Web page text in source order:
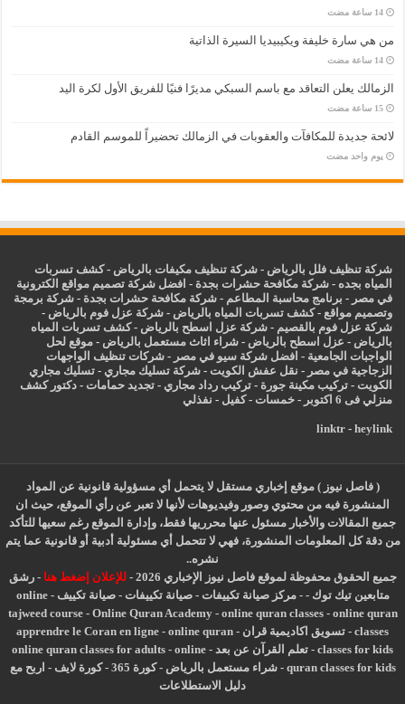
‏14 ساعة مضت
من هي سارة خليفة ويكيبيديا السيرة الذاتية
‏14 ساعة مضت
الزمالك يعلن التعاقد مع باسم السبكي مديرًا فنيًا للفريق الأول لكرة اليد
‏15 ساعة مضت
لائحة جديدة للمكافآت والعقوبات في الزمالك تحضيراً للموسم القادم
‏يوم واحد مضت
شركة تنظيف فلل بالرياض -شركة تنظيف مكيفات بالرياض -كشف تسربات
المياه بجده -شركة مكافحة حشرات بجدة - افضل شركة تصميم مواقع الكترونية
في مصر - برنامج محاسبة المطاعم -شركة مكافحة حشرات بجدة -شركة برمجة
وتصميم مواقع -كشف تسربات المياه بالرياض -شركة عزل فوم بالرياض -
شركة عزل فوم بالقصيم -شركة عزل اسطح بالرياض -كشف تسربات المياه
بالرياض - عزل اسطح بالرياض -شراء اثاث مستعمل بالرياض - موقع لحل
الواجبات الجامعية - افضل شركة سيو في مصر -شركات تنظيف الواجهات
الزجاجية في مصر - نقل عفش الكويت -شركة تسليك مجاري -تسليك مجاري
الكويت -تركيب مكينة جورة -تركيب رداد مجاري -تجديد حمامات -دكتور كشف
منزلي فى 6 اكتوبر
-خمسات -كفيل - نفذلي
linktr- heylink
( فاصل نيوز ) موقع إخباري مستقل لا يتحمل أي مسؤولية قانونية عن المواد
المنشورة فيه من محتوي وصور وفيديوهات لأنها لا تعبر عن رأي الموقع، حيث ان
جميع المقالات والأخبار مسئول عنها محرريها فقط، وإدارة الموقع رغم سعيها للتأكد
من دقة كل المعلومات المنشورة، فهي لا تتحمل أي مسئولية أدبية أو قانونية عما يتم
نشره..
جميع الحقوق محفوظة لموقع فاصل نيوز الإخباري 2026 -
للإعلان إضغط هنا -رشق
متابعين تيك توك -
-مركز صيانة تكييفات -صيانة تكييفات -صيانة تكييف -
online
tajweed course- Online Quran Academy- online quran classes- online quran
classes
- تسويق اكاديمية قران -
apprendre le Coran en ligne - online quran
classes for kids
- تعلم القرآن عن بعد -
online quran classes for adults - online
quran classes for kids
-شراء مستعمل بالرياض -كورة 365 -كورة لايف - اربح مع
دليل الاستطلاعات